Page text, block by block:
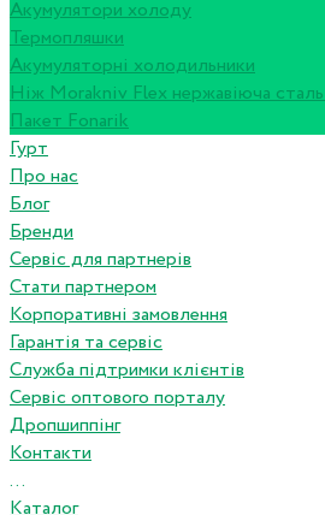
Акумулятори холоду
Термопляшки
Акумуляторні холодильники
Ніж Morakniv Flex нержавіюча
Пакет Fonarik
Гурт
Про нас
Блог
Бренди
Сервіс для партнерів
Стати партнером
Корпоративні замовлення
Гарантія та сервіс
Служба підтримки клієнтів
Сервіс оптового порталу
Дропшиппінг
Контакти
...
Каталог